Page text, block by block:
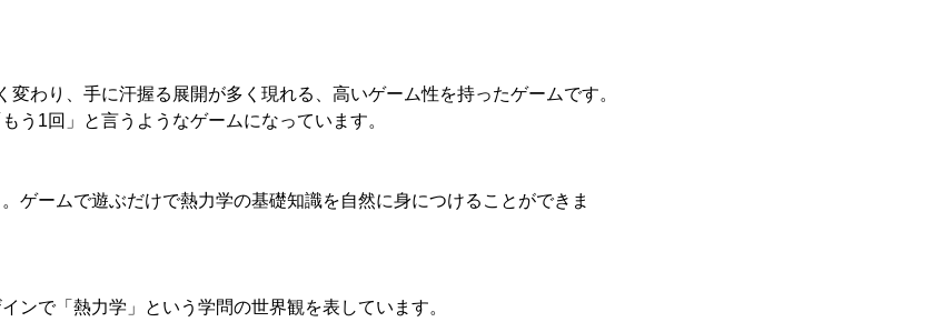
変わり、手に汗握る展開が多く現れる、高いゲーム性を持ったゲームです。
う1回」と言うようなゲームになっています。
ゲームで遊ぶだけで熱力学の基礎知識を自然に身につけることができま
ンで「熱力学」という学問の世界観を表しています。